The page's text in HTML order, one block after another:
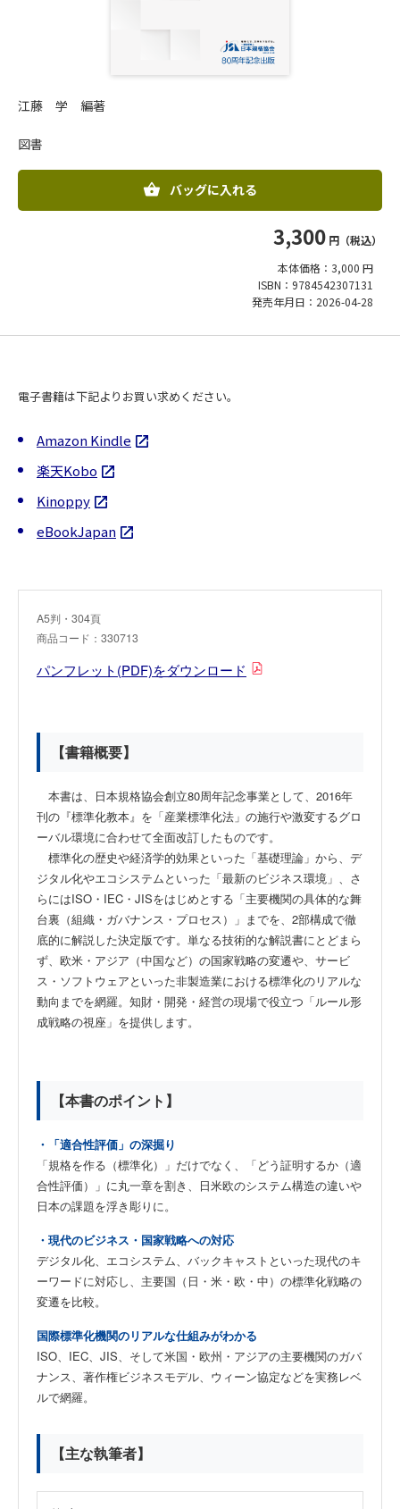
江藤 学 編著
図書
バッグに入れる
3,300 円（税込）
本体価格：3,000 円
ISBN：9784542307131
発売年月日：2026-04-28
電子書籍は下記よりお買い求めください。
Amazon Kindle
楽天Kobo
Kinoppy
eBookJapan
A5判・304頁
商品コード：330713
パンフレット(PDF)をダウンロード
【書籍概要】
本書は、日本規格協会創立80周年記念事業として、2016年
刊の『標準化教本』を「産業標準化法」の施行や激変するグロ
ーバル環境に合わせて全面改訂したものです。
標準化の歴史や経済学的効果といった「基礎理論」から、デ
ジタル化やエコシステムといった「最新のビジネス環境」、さ
らにはISO・IEC・JISをはじめとする「主要機関の具体的な舞
台裏（組織・ガバナンス・プロセス）」までを、2部構成で徹
底的に解説した決定版です。単なる技術的な解説書にとどまら
ず、欧米・アジア（中国など）の国家戦略の変遷や、サービ
ス・ソフトウェアといった非製造業における標準化のリアルな
動向までを網羅。知財・開発・経営の現場で役立つ「ルール形
成戦略の視座」を提供します。
【本書のポイント】
・「適合性評価」の深掘り
「規格を作る（標準化）」だけでなく、「どう証明するか（適
合性評価）」に丸一章を割き、日米欧のシステム構造の違いや
日本の課題を浮き彫りに。
・現代のビジネス・国家戦略への対応
デジタル化、エコシステム、バックキャストといった現代のキ
ーワードに対応し、主要国（日・米・欧・中）の標準化戦略の
変遷を比較。
国際標準化機関のリアルな仕組みがわかる
ISO、IEC、JIS、そして米国・欧州・アジアの主要機関のガバ
ナンス、著作権ビジネスモデル、ウィーン協定などを実務レベ
ルで網羅。
【主な執筆者】